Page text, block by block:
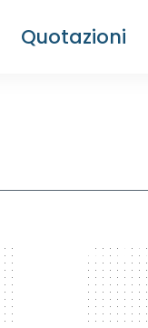
Quotazioni
300 x 600